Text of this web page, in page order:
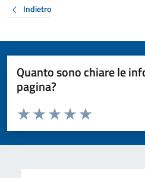
Indietro
Quanto sono chiare le
pagina?
Valuta da 1 a 5 stelle la pagina
Valuta 5 stelle
Valuta 4 stelle su 5
Valuta 3 stelle su 5
Valuta 2 stelle su 5
Valuta 1 stelle su 5